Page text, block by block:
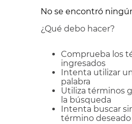
No se encontró
¿Qué debo hacer?
Comprueba los
ingresados
Intenta utilizar
palabra
Utiliza términos
la búsqueda
Intenta buscar
término deseado